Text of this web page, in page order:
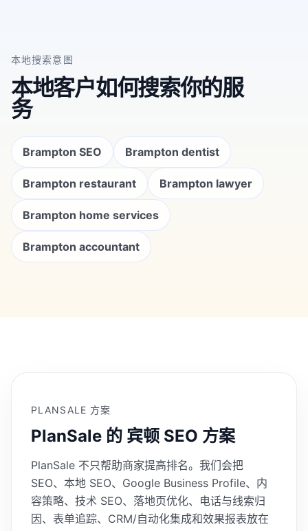
本地搜索意图
本地客户如何搜索你的服
务
Brampton SEO Brampton dentist
Brampton restaurant Brampton lawyer
Brampton home services
Brampton accountant
PLANSALE 方案
PlanSale 的 宾顿 SEO 方案
PlanSale 不只帮助商家提高排名。我们会把
SEO、本地 SEO、Google Business Profile、内
容策略、技术 SEO、落地页优化、电话与线索归
因、表单追踪、CRM/自动化集成和效果报表放在